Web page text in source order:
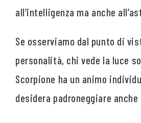
all’intelligenza ma anche
Se osserviamo dal punto di
personalità, chi vede la luce
Scorpione ha un animo
desidera padroneggiare